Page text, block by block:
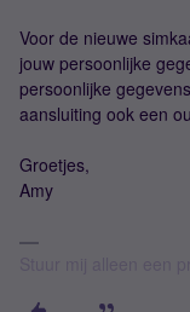
Voor de nieuwe
jouw persoonlijke
persoonlijke
aansluiting ook een
Groetjes,
Amy